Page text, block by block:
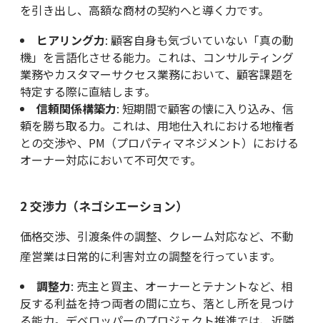
を引き出し、高額な商材の契約へと導く力です。
ヒアリング力: 顧客自身も気づいていない「真の動
機」を言語化させる能力。これは、コンサルティング
業務やカスタマーサクセス業務において、顧客課題を
特定する際に直結します。
信頼関係構築力: 短期間で顧客の懐に入り込み、信
頼を勝ち取る力。これは、用地仕入れにおける地権者
との交渉や、PM（プロパティマネジメント）における
オーナー対応において不可欠です。
2 交渉力（ネゴシエーション）
価格交渉、引渡条件の調整、クレーム対応など、不動
産営業は日常的に利害対立の調整を行っています。
調整力: 売主と買主、オーナーとテナントなど、相
反する利益を持つ両者の間に立ち、落とし所を見つけ